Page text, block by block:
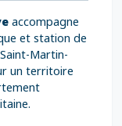
accompagne
et station de
Martin-
un territoire